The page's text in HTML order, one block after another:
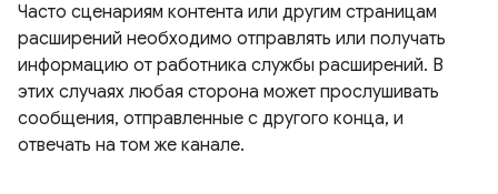
Часто сценариям контента или другим страницам
расширений необходимо отправлять или получать
информацию от работника службы расширений. В
этих случаях любая сторона может прослушивать
сообщения, отправленные с другого конца, и
отвечать на том же канале.